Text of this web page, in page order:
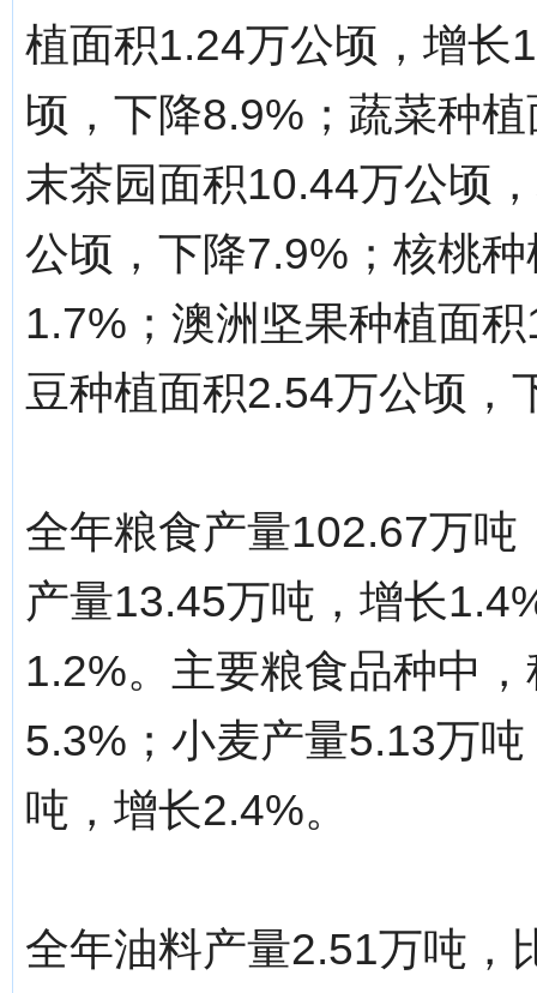
植面积1.24万公顷，增长
顷，下降8.9%；蔬菜种
末茶园面积10.44万公顷
公顷，下降7.9%；核桃
1.7%；澳洲坚果种植面
豆种植面积2.54万公顷，
全年粮食产量102.67万
产量13.45万吨，增长
1.2%。主要粮食品种中
5.3%；小麦产量5.13万
吨，增长2.4%。
全年油料产量2.51万吨，